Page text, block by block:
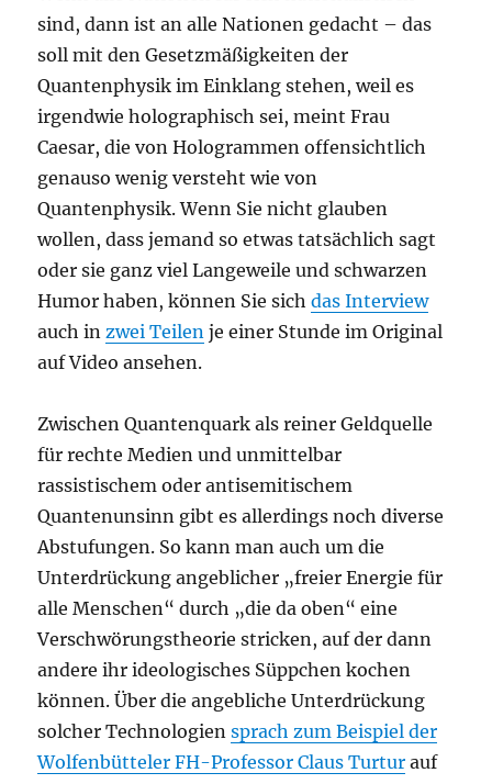
sind, dann ist an alle Nationen gedacht – das
soll mit den Gesetzmäßigkeiten der
Quantenphysik im Einklang stehen, weil es
irgendwie holographisch sei, meint Frau
Caesar, die von Hologrammen offensichtlich
genauso wenig versteht wie von
Quantenphysik. Wenn Sie nicht glauben
wollen, dass jemand so etwas tatsächlich sagt
oder sie ganz viel Langeweile und schwarzen
Humor haben, können Sie sichdas Interview
auch in zwei Teilen je einer Stunde im Original
auf Video ansehen.
Zwischen Quantenquark als reiner Geldquelle
für rechte Medien und unmittelbar
rassistischem oder antisemitischem
Quantenunsinn gibt es allerdings noch diverse
Abstufungen. So kann man auch um die
Unterdrückung angeblicher „freier Energie für
alle Menschen“ durch „die da oben“ eine
Verschwörungstheorie stricken, auf der dann
andere ihr ideologisches Süppchen kochen
können. Über die angebliche Unterdrückung
solcher Technologiensprach zum Beispiel der
Wolfenbütteler FH-Professor Claus Turtur auf